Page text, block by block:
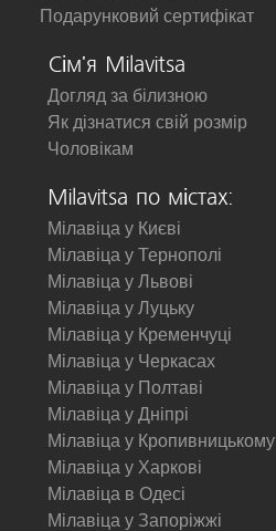
Подарунковий сертифікат
Сім'я Milavitsa
Догляд за білизною
Як дізнатися свій розмір
Чоловікам
Milavitsa по містах:
Мілавіца у Києві
Мілавіца у Тернополі
Мілавіца у Львові
Мілавіца у Луцьку
Мілавіца у Кременчуці
Мілавіца у Черкасах
Мілавіца у Полтаві
Мілавіца у Дніпрі
Мілавіца у Кропивницькому
Мілавіца у Харкові
Мілавіца в Одесі
Мілавіца у Запоріжжі